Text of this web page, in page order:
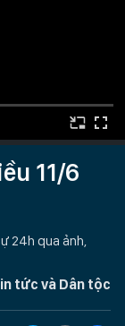
11/6
24h qua ảnh,
tức và Dân tộc